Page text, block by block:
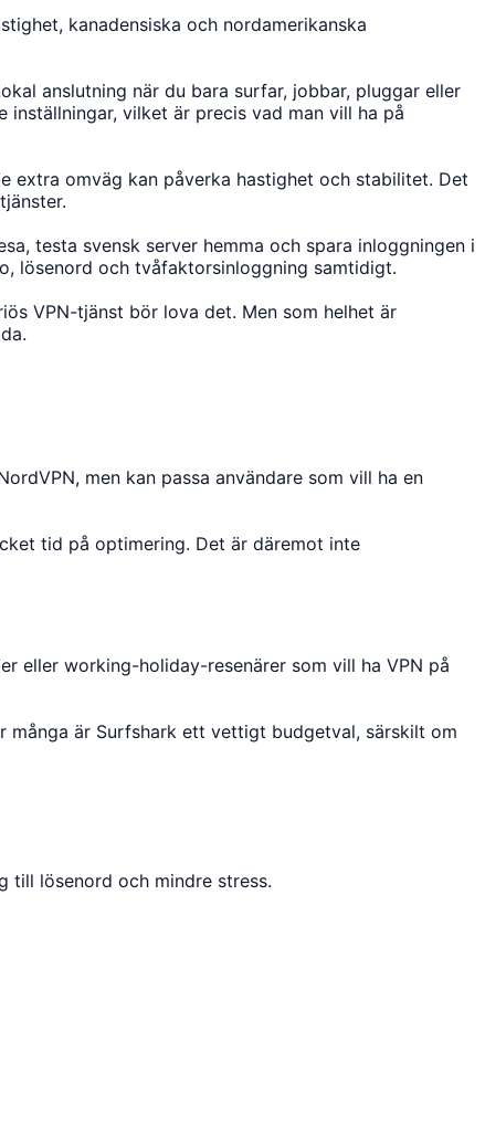
kanadensiska och nordamerikanska
anslutning när du bara surfar, jobbar, pluggar eller
inställningar, vilket är precis vad man vill ha på
extra omväg kan påverka hastighet och stabilitet. Det
testa svensk server hemma och spara inloggningen i
lösenord och tvåfaktorsinloggning samtidigt.
VPN-tjänst bör lova det. Men som helhet är
men kan passa användare som vill ha en
tid på optimering. Det är däremot inte
eller working-holiday-resenärer som vill ha VPN på
många är Surfshark ett vettigt budgetval, särskilt om
till lösenord och mindre stress.